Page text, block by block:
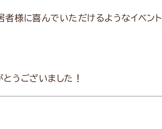
者様に喜んでいただけるようなイベント
うございました！